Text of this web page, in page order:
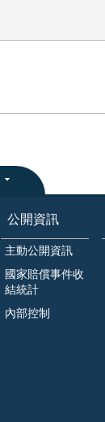
公開資訊
主動公開資訊
國家賠償事件收
結統計
內部控制